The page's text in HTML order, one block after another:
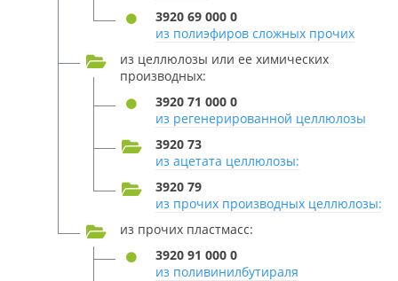
3920 69 000 0
из полиэфиров сложных прочих
из целлюлозы или ее химических
производных:
3920 71 000 0
из регенерированной целлюлозы
3920 73
из ацетата целлюлозы:
3920 79
из прочих производных целлюлозы:
из прочих пластмасс:
3920 91 000 0
из поливинилбутираля